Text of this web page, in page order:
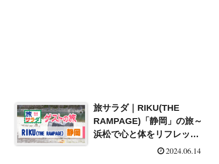
旅サラダ｜RIKU(THE
RAMPAGE)「静岡」の旅～
浜松で心と体をリフレッシ
ュ！紹介情報まとめ2024.06.14